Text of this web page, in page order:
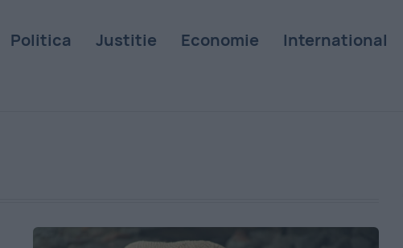
Politica Justitie Economie International